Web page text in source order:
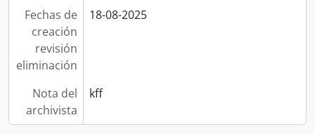
Fechas de
creación
revisión
eliminación
18-08-2025
Nota del
archivista
kff